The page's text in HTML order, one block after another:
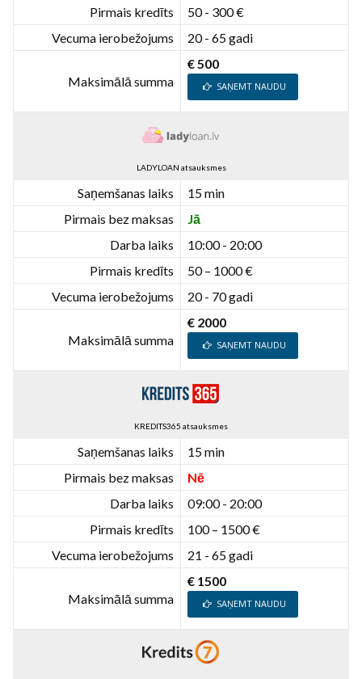
Pirmais kredīts
50 - 300 €
Vecuma ierobežojums
20 - 65 gadi
Maksimālā summa
€ 500
SAŅEMT NAUDU
LADYLOAN atsauksmes
Saņemšanas laiks
15 min
Pirmais bez maksas
Jā
Darba laiks
10:00 - 20:00
Pirmais kredīts
50 – 1000 €
Vecuma ierobežojums
20 - 70 gadi
Maksimālā summa
€ 2000
SAŅEMT NAUDU
KREDITS365 atsauksmes
Saņemšanas laiks
15 min
Pirmais bez maksas
Nē
Darba laiks
09:00 - 20:00
Pirmais kredīts
100 – 1500 €
Vecuma ierobežojums
21 - 65 gadi
Maksimālā summa
€ 1500
SAŅEMT NAUDU